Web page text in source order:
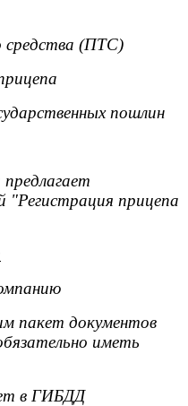
средства (ПТС)
пошлин
"Регистрация прицепа
пакет документов
иметь
в ГИБДД